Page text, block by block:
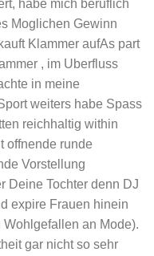
habe mich beruflich
Moglichen Gewinn
Klammer aufAs part
, im Uberfluss
in meine
weiters habe Spass
reichhaltig within
offnende runde
Vorstellung
Deine Tochter denn DJ
expire Frauen hinein
an Mode).
gar nicht so sehr